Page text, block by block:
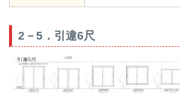
2－5．引違6尺